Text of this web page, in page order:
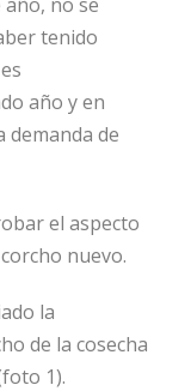
tenido
año y en
demanda de
el aspecto
nuevo.
la
de la cosecha
1).